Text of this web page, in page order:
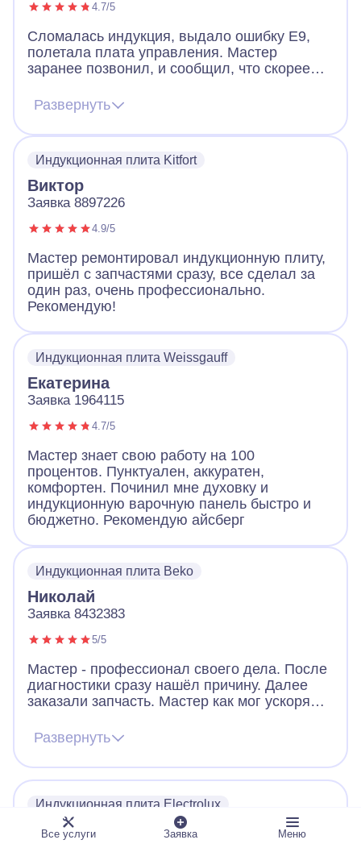
4.7/5
Сломалась индукция, выдало ошибку Е9,
полетала плата управления. Мастер
заранее позвонил, и сообщил, что скорее
починить и без замены. Цена на платы
начинается от 12к и выше. Мастер приехал,
все продиагностировал и смог починить без
Развернуть
Индукционная плита Kitfort
Виктор
Заявка 8897226
4.9/5
Мастер ремонтировал индукционную плиту,
пришёл с запчастями сразу, все сделал за
один раз, очень профессионально.
Рекомендую!
Индукционная плита Weissgauff
Екатерина
Заявка 1964115
4.7/5
Мастер знает свою работу на 100
процентов. Пунктуален, аккуратен,
комфортен. Починил мне духовку и
индукционную варочную панель быстро и
бюджетно. Рекомендую айсберг
Индукционная плита Beko
Николай
Заявка 8432383
5/5
Мастер - профессионал своего дела. После
диагностики сразу нашёл причину. Далее
заказали запчасть. Мастер как мог ускорял
запчасть, поставили, все работает. Видно,
что человек переживает за клиента. Ещё
дал ценные советы по использованию
посуды для плиты. Огромное спасибо!
Развернуть
Индукционная плита Electrolux
Дмитрий
Все услуги Заявка Меню